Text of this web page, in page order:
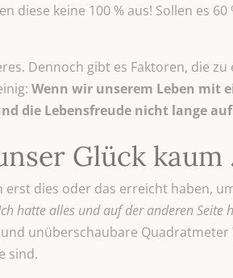
diese keine 100 % aus! Sollen es
Dennoch gibt es Faktoren, die
Wenn wir unserem Leben mit
die Lebensfreude nicht lange
Glück kaum
erst dies oder das erreicht haben,
hatte alles und auf der anderen Seite
unüberschaubare Quadratmeter
sind.